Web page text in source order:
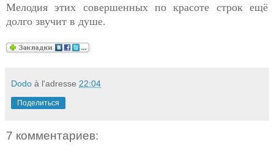
Мелодия этих совершенных по красоте строк ещё
долго звучит в душе.
Dodo à l'adresse 22:04
Поделиться
7 комментариев: